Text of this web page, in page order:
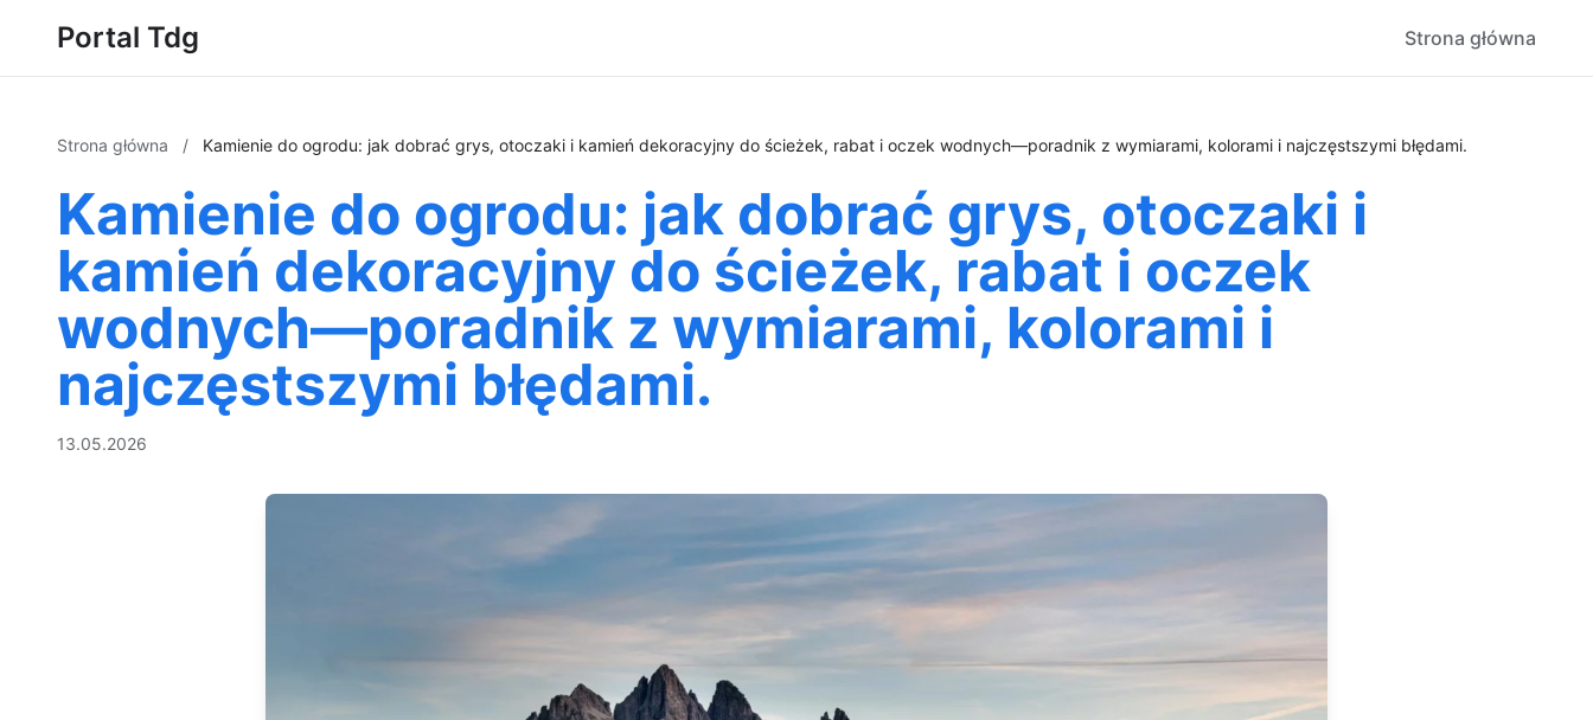
Portal Tdg Strona główna
Strona główna / Kamienie do ogrodu: jak dobrać grys, otoczaki i kamień dekoracyjny do ścieżek, rabat i oczek wodnych—poradnik z wymiarami, kolorami i najczęstszymi błędami.
Kamienie do ogrodu: jak dobrać grys, otoczaki i
kamień dekoracyjny do ścieżek, rabat i oczek
wodnych—poradnik z wymiarami, kolorami i
najczęstszymi błędami.
13.05.2026